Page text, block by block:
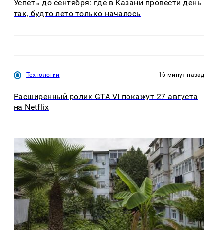
Успеть до сентября: где в Казани провести день
так, будто лето только началось
Технологии 16 минут назад
Расширенный ролик GTA VI покажут 27 августа
на Netflix